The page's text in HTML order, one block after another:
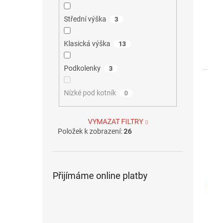
Střední výška 3
Klasická výška 13
Podkolenky 3
Nízké pod kotník 0
VYMAZAT FILTRY
Položek k zobrazení:26
Přijímáme online platby